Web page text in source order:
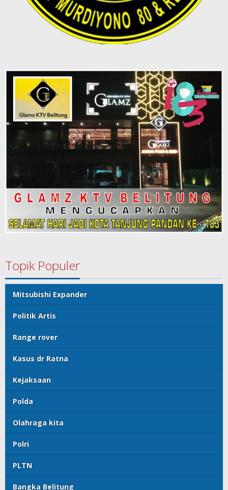
Topik Populer
Mitsubishi Expander
Politik Artis
Range rover
Kasus dr Ratna
Kejaksaan
Polda
Olahraga kita
Polri
PLTN
Bangka Belitung